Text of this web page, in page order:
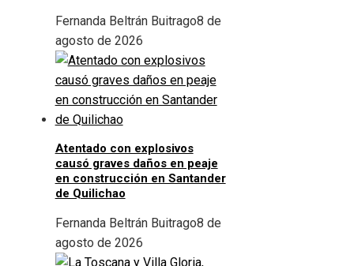
Fernanda Beltrán Buitrago8 de
agosto de 2026
Atentado con explosivos
causó graves daños en peaje
en construcción en Santander
de Quilichao
Fernanda Beltrán Buitrago8 de
agosto de 2026